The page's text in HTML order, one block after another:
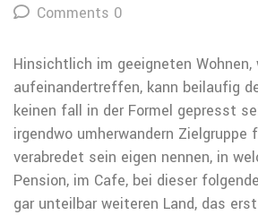
Comments 0
Hinsichtlich im geeigneten Wohnen,
aufeinandertreffen, kann beilaufig
keinen fall in der Formel gepresst
irgendwo umherwandern Zielgruppe
verabredet sein eigen nennen, in
Pension, im Cafe, bei dieser
gar unteilbar weiteren Land, das